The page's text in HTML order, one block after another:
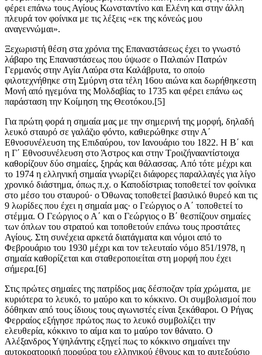
φέρει επάνω τους Αγίους Κωνσταντίνο και Ελένη και στην άλλη
πλευρά τον φοίνικα με τις λέξεις «εκ της κόνεώς μου
αναγεννώμαι».
Ξεχωριστή θέση στα χρόνια της Επαναστάσεως έχει το γνωστό
λάβαρο της Επαναστάσεως που ύψωσε ο Παλαιών Πατρών
Γερμανός στην Αγία Λαύρα στα Καλάβρυτα, το οποίο
φιλοτεχνήθηκε στη Σμύρνη στα τέλη 16ου αιώνα και δωρήθηκεστη
Μονή από ηγεμόνα της Μολδαβίας το 1735 και φέρει επάνω ως
παράσταση την Κοίμηση της Θεοτόκου.[5]
Για πρώτη φορά η σημαία μας με την σημερινή της μορφή, δηλαδή
λευκό σταυρό σε γαλάζιο φόντο, καθιερώθηκε στην Α΄
Εθνοσυνέλευση της Επιδαύρου, τον Ιανουάριο του 1822. Η Β΄ και
η Γ΄ Εθνοσυνέλευση στο Άστρος και στην Τροιζήνααντίστοιχα
καθορίζουν δύο σημαίες, ξηράς και θάλασσας. Από τότε μέχρι και
το 1974 η ελληνική σημαία γνωρίζει διάφορες παραλλαγές για λίγο
χρονικό διάστημα, όπως π.χ. ο Καποδίστριας τοποθετεί τον φοίνικα
στο μέσο του σταυρού· οΌθωνας τοποθετεί βασιλικό θυρεό και τις
9 λωρίδες που έχει η σημαία μας· ο Γεώργιος ο Α΄ τοποθετεί το
στέμμα. Ο Γεώργιος ο Α΄ και ο Γεώργιος ο Β΄ θεσπίζουν σημαίες
των όπλων του στρατού και τοποθετούν επάνω τους προστάτες
Αγίους. Στη συνέχεια αρκετά διατάγματα και νόμοι από το
Φεβρουάριο του 1930 μέχρι και τον τελευταίο νόμο 851/1978, η
σημαία καθορίζεται και σταθεροποιείται στη μορφή που έχει
σήμερα.[6]
Στις πρώτες σημαίες της πατρίδος μας δέσποζαν τρία χρώματα, με
κυριότερα το λευκό, το μαύρο και το κόκκινο. Οι συμβολισμοί που
δόθηκαν από τους ίδιους τους αγωνιστές είναι ξεκάθαροι. Ο Ρήγας
Φερραίος εξήγησε πρώτος πως το λευκό συμβολίζει την
ελευθερία, κόκκινο το αίμα και το μαύρο τον θάνατο. Ο
Αλέξανδρος Υψηλάντης εξηγεί πως το κόκκινο σημαίνει την
αυτοκρατορική πορφύρα του ελληνικού έθνους και το αυτεξούσιο